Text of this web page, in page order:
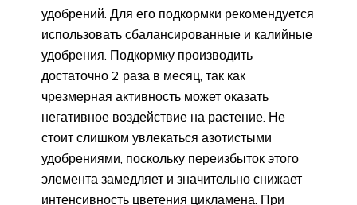
удобрений. Для его подкормки рекомендуется
использовать сбалансированные и калийные
удобрения. Подкормку производить
достаточно 2 раза в месяц, так как
чрезмерная активность может оказать
негативное воздействие на растение. Не
стоит слишком увлекаться азотистыми
удобрениями, поскольку переизбыток этого
элемента замедляет и значительно снижает
интенсивность цветения цикламена. При